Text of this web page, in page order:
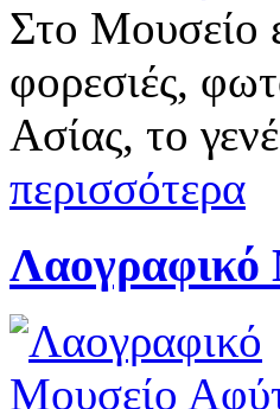
Στο Μουσείο
φορεσιές,
Ασίας, το
περισσότερα
Λαογραφικό